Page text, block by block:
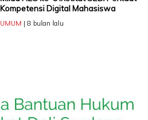
Kompetensi Digital Mahasiswa
UMUM | 8 bulan lalu